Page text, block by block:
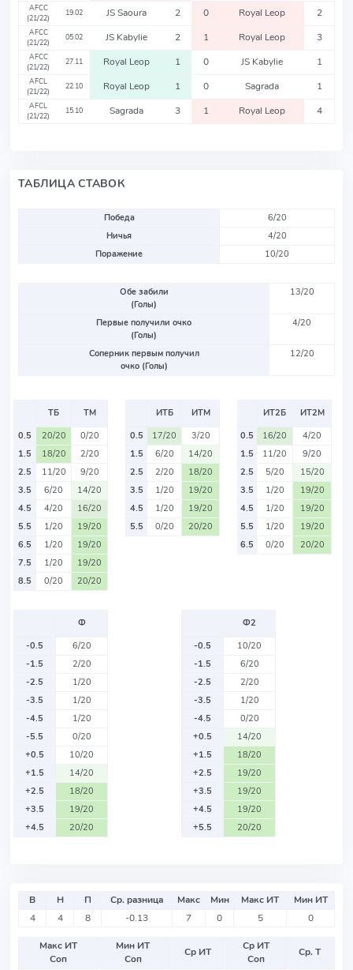
AFCC
(21/22)
19.02 JS Saoura 2 0 Royal Leop 2
AFCC
(21/22)
05.02 JS Kabylie 2 1 Royal Leop 3
AFCC
(21/22)
27.11 Royal Leop 1 0 JS Kabylie 1
AFCL
(21/22)
22.10 Royal Leop 1 0 Sagrada 1
AFCL
(21/22)
15.10 Sagrada 3 1 Royal Leop 4
ТАБЛИЦА СТАВОК
Победа
6/20
Ничья
4/20
Поражение
10/20
Обе забили
(Голы)
13/20
Первые получили очко
(Голы)
4/20
Соперник первым получил
очко (Голы)
12/20
ТБ
ТМ
0.5
20/20
0/20
1.5
18/20
2/20
2.5
11/20
9/20
3.5
6/20
14/20
4.5
4/20
16/20
5.5
1/20
19/20
6.5
1/20
19/20
7.5
1/20
19/20
8.5
0/20 20/20
ИТБ
ИТМ
0.5
17/20
3/20
1.5
6/20
14/20
2.5
2/20
18/20
3.5
1/20
19/20
4.5
1/20
19/20
5.5
0/20 20/20
ИТ2Б
ИТ2М
0.5
16/20
4/20
1.5
11/20
9/20
2.5
5/20
15/20
3.5
1/20
19/20
4.5
1/20
19/20
5.5
1/20
19/20
6.5
0/20 20/20
Ф
-0.5
6/20
-1.5
2/20
-2.5
1/20
-3.5
1/20
-4.5
1/20
-5.5
0/20
+0.5
10/20
+1.5
14/20
+2.5
18/20
+3.5
19/20
+4.5
20/20
Ф2
-0.5
10/20
-1.5
6/20
-2.5
2/20
-3.5
1/20
-4.5
0/20
+0.5
14/20
+1.5
18/20
+2.5
19/20
+3.5
19/20
+4.5
19/20
+5.5
20/20
В Н П Ср. разница Макс Мин Макс ИТ
Мин ИТ
4
4 8 -0.13 7 0 5 0
Макс ИТ
Соп
Мин ИТ
Соп
Ср ИТ
Ср ИТ
Соп
Ср. Т